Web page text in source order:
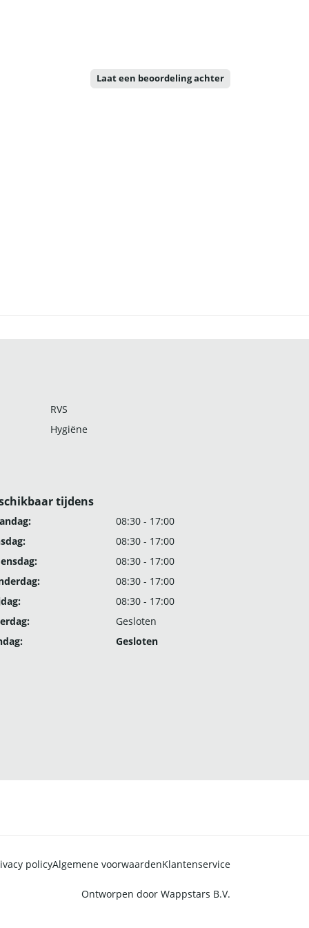
Laat een beoordeling achter
RVS
Hygiëne
tijdens
08:30 - 17:00
08:30 - 17:00
08:30 - 17:00
08:30 - 17:00
08:30 - 17:00
Gesloten
Gesloten
policyAlgemene voorwaardenKlantenservice
Ontworpen door Wappstars B.V.